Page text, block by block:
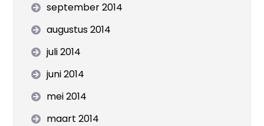
september 2014
augustus 2014
juli 2014
juni 2014
mei 2014
maart 2014